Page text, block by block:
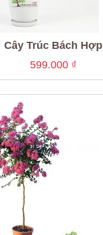
Cây Trúc Bách Hợp
599.000 ₫